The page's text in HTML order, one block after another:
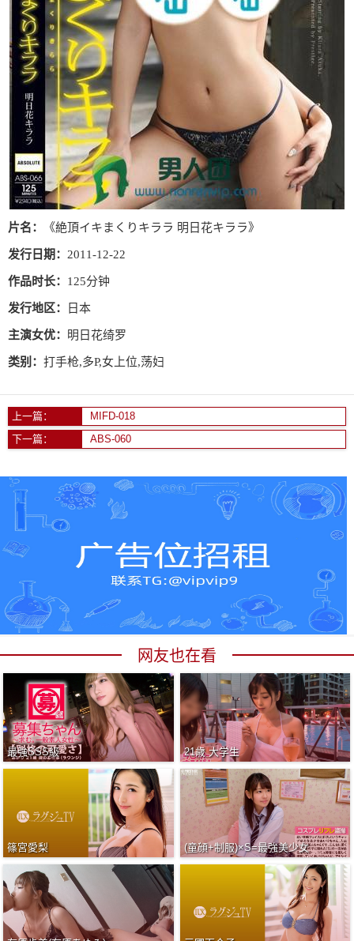
片名： 《絶頂イキまくりキララ 明日花キララ》
发行日期： 2011-12-22
作品时长： 125分钟
发行地区： 日本
主演女优： 明日花绮罗
类别： 打手枪,多P,女上位,荡妇
上一篇：
MIFD-018
下一篇：
ABS-060
网友也在看
最強SSS級 21歳 大学生
篠宮愛梨 (童顔+制服)×S=最強美少女